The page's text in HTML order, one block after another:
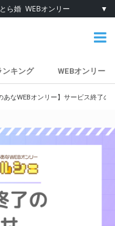
とら婚 WEBオンリー ▼
ンキング WEBオンリー
あなWEBオンリー】サービス終了の